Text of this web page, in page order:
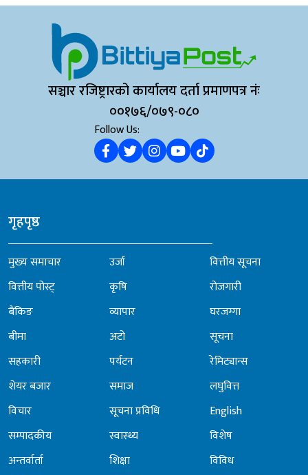
सञ्चार रजिष्ट्रारको कार्यालय दर्ता प्रमाणपत्र नंः
००१७६/०७९-०८०
Follow Us:
गृहपृष्ठ
मुख्य समाचार
वित्तीय पोस्ट्
बैंकिङ
बीमा
सहकारी
शेयर बजार
विचार
सम्पादकीय
अन्तर्वार्ता
उर्जा
कृषि
व्यापार
अटो
पर्यटन
समाज
सूचना प्रविधि
स्वास्थ्य
शिक्षा
वित्तीय सूचना
रोजगारी
घरजग्गा
सूचना
रेमिट्यान्स
लघुवित्त
English
विशेष
विविध